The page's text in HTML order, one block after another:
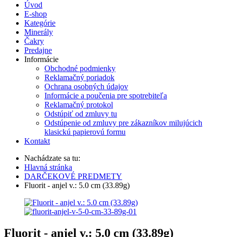
Úvod
E-shop
Kategórie
Minerály
Čakry
Predajne
Informácie
Obchodné podmienky
Reklamačný poriadok
Ochrana osobných údajov
Informácie a poučenia pre spotrebiteľa
Reklamačný protokol
Odstúpiť od zmluvy tu
Odstúpenie od zmluvy pre zákazníkov milujúcich
klasickú papierovú formu
Kontakt
Nachádzate sa tu:
Hlavná stránka
DARČEKOVÉ PREDMETY
Fluorit - anjel v.: 5.0 cm (33.89g)
Fluorit - anjel v.: 5.0 cm (33.89g)